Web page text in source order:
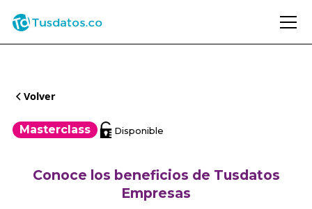
Volver
Masterclass Disponible
Conoce los beneficios de Tusdatos
Empresas